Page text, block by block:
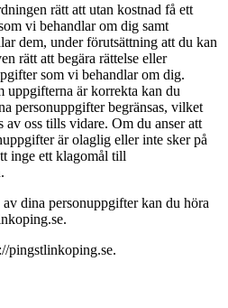
rätt att utan kostnad få ett
vi behandlar om dig samt
dem, under förutsättning att du kan
rätt att begära rättelse eller
som vi behandlar om dig.
är korrekta kan du
personuppgifter begränsas, vilket
av oss tills vidare. Om du anser att
är olaglig eller inte sker på
inge ett klagomål till
dina personuppgifter kan du höra
pingstlinkoping.se.